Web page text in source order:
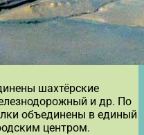
шахтёрские
и др. По
объединены в единый
центром.